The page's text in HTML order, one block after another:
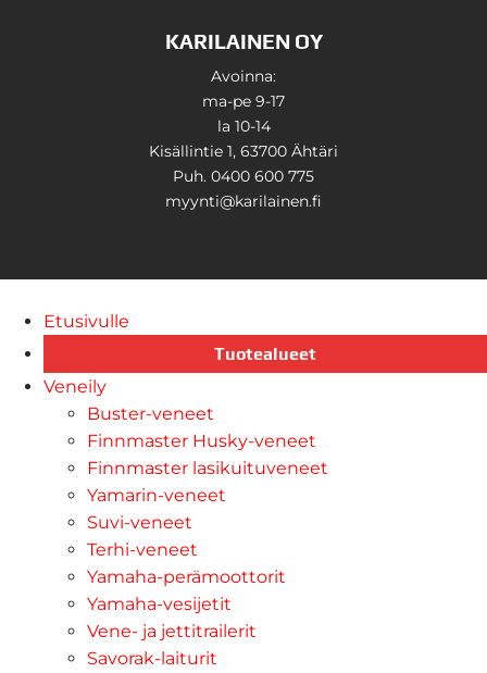
KARILAINEN OY
Avoinna:
ma-pe 9-17
la 10-14
Kisällintie 1, 63700 Ähtäri
Puh. 0400 600 775
myynti@karilainen.fi
Etusivulle
Tuotealueet
Veneily
Buster-veneet
Finnmaster Husky-veneet
Finnmaster lasikuituveneet
Yamarin-veneet
Suvi-veneet
Terhi-veneet
Yamaha-perämoottorit
Yamaha-vesijetit
Vene- ja jettitrailerit
Savorak-laiturit